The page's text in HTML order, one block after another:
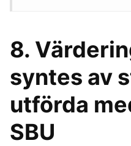
8.
syntes av
utförda
SBU